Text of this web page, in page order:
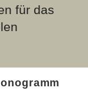
für das